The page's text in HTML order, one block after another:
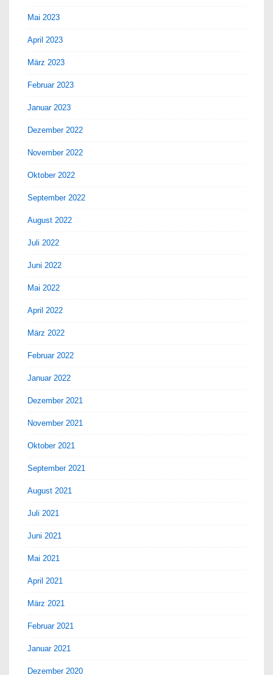
Mai 2023
April 2023
März 2023
Februar 2023
Januar 2023
Dezember 2022
November 2022
Oktober 2022
September 2022
August 2022
Juli 2022
Juni 2022
Mai 2022
April 2022
März 2022
Februar 2022
Januar 2022
Dezember 2021
November 2021
Oktober 2021
September 2021
August 2021
Juli 2021
Juni 2021
Mai 2021
April 2021
März 2021
Februar 2021
Januar 2021
Dezember 2020